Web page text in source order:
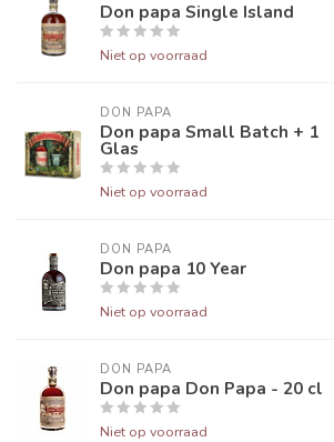
Don papa Single Island
Niet op voorraad
DON PAPA
Don papa Small Batch + 1
Glas
Niet op voorraad
DON PAPA
Don papa 10 Year
Niet op voorraad
DON PAPA
Don papa Don Papa - 20 cl
Niet op voorraad